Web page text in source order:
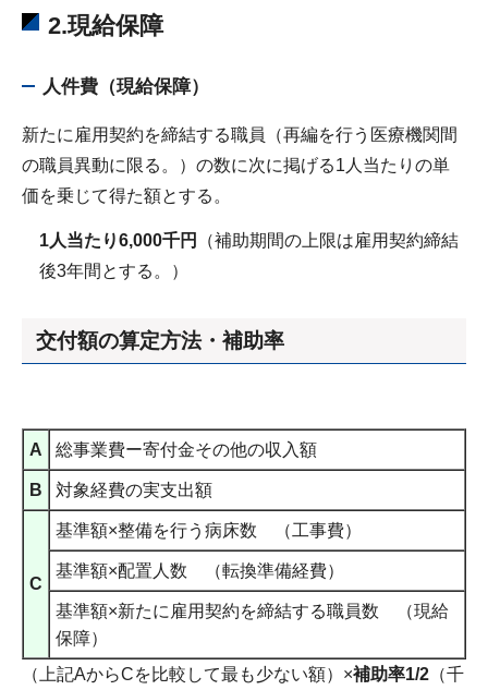
2.現給保障
人件費（現給保障）
新たに雇用契約を締結する職員（再編を行う医療機関間
の職員異動に限る。）の数に次に掲げる1人当たりの単
価を乗じて得た額とする。
1人当たり6,000千円
（補助期間の上限は雇用契約締結
後3年間とする。）
交付額の算定方法・補助率
A 総事業費ー寄付金その他の収入額
B 対象経費の実支出額
C
基準額×整備を行う病床数 （工事費）
基準額×配置人数 （転換準備経費）
基準額×新たに雇用契約を締結する職員数 （現給
保障）
（上記AからCを比較して最も少ない額）×補助率1/2 （千